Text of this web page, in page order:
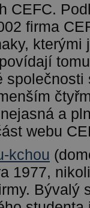
CEFC.
firma
kterými
a
webu
kchou
1977,
Bývalý